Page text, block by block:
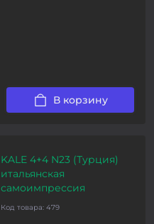
В корзину
KALE 4+4 N23 (Турция)
итальянская
самоимпрессия
Код товара: 479